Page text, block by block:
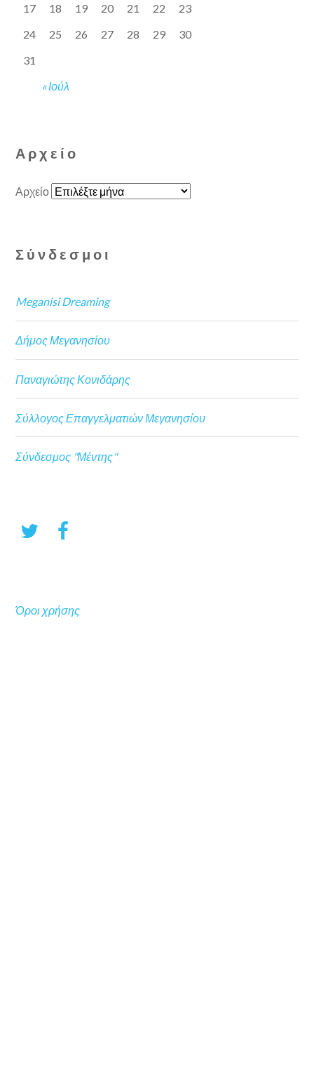
« Ιούλ
17
18 19 20 21 22
23
24
25 26 27 28 29
30
31
Αρχείο
Αρχείο
Σύνδεσμοι
Meganisi Dreaming
Δήμος Μεγανησίου
Παναγιώτης Κονιδάρης
Σύλλογος Επαγγελματιών Μεγανησίου
Σύνδεσμος "Μέντης"
Όροι χρήσης